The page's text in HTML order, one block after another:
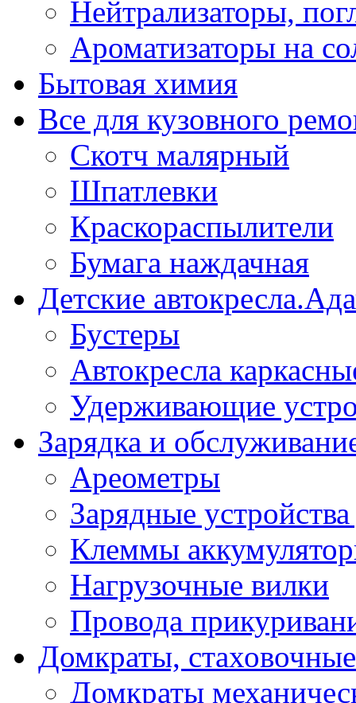
Нейтрализаторы,
Ароматизаторы на
Бытовая химия
Все для кузовного
Скотч малярный
Шпатлевки
Краскораспылители
Бумага наждачная
Детские
Бустеры
Автокресла
Удерживающие
Зарядка и
Ареометры
Зарядные
Клеммы
Нагрузочные вилки
Провода
Домкраты,
Домкраты